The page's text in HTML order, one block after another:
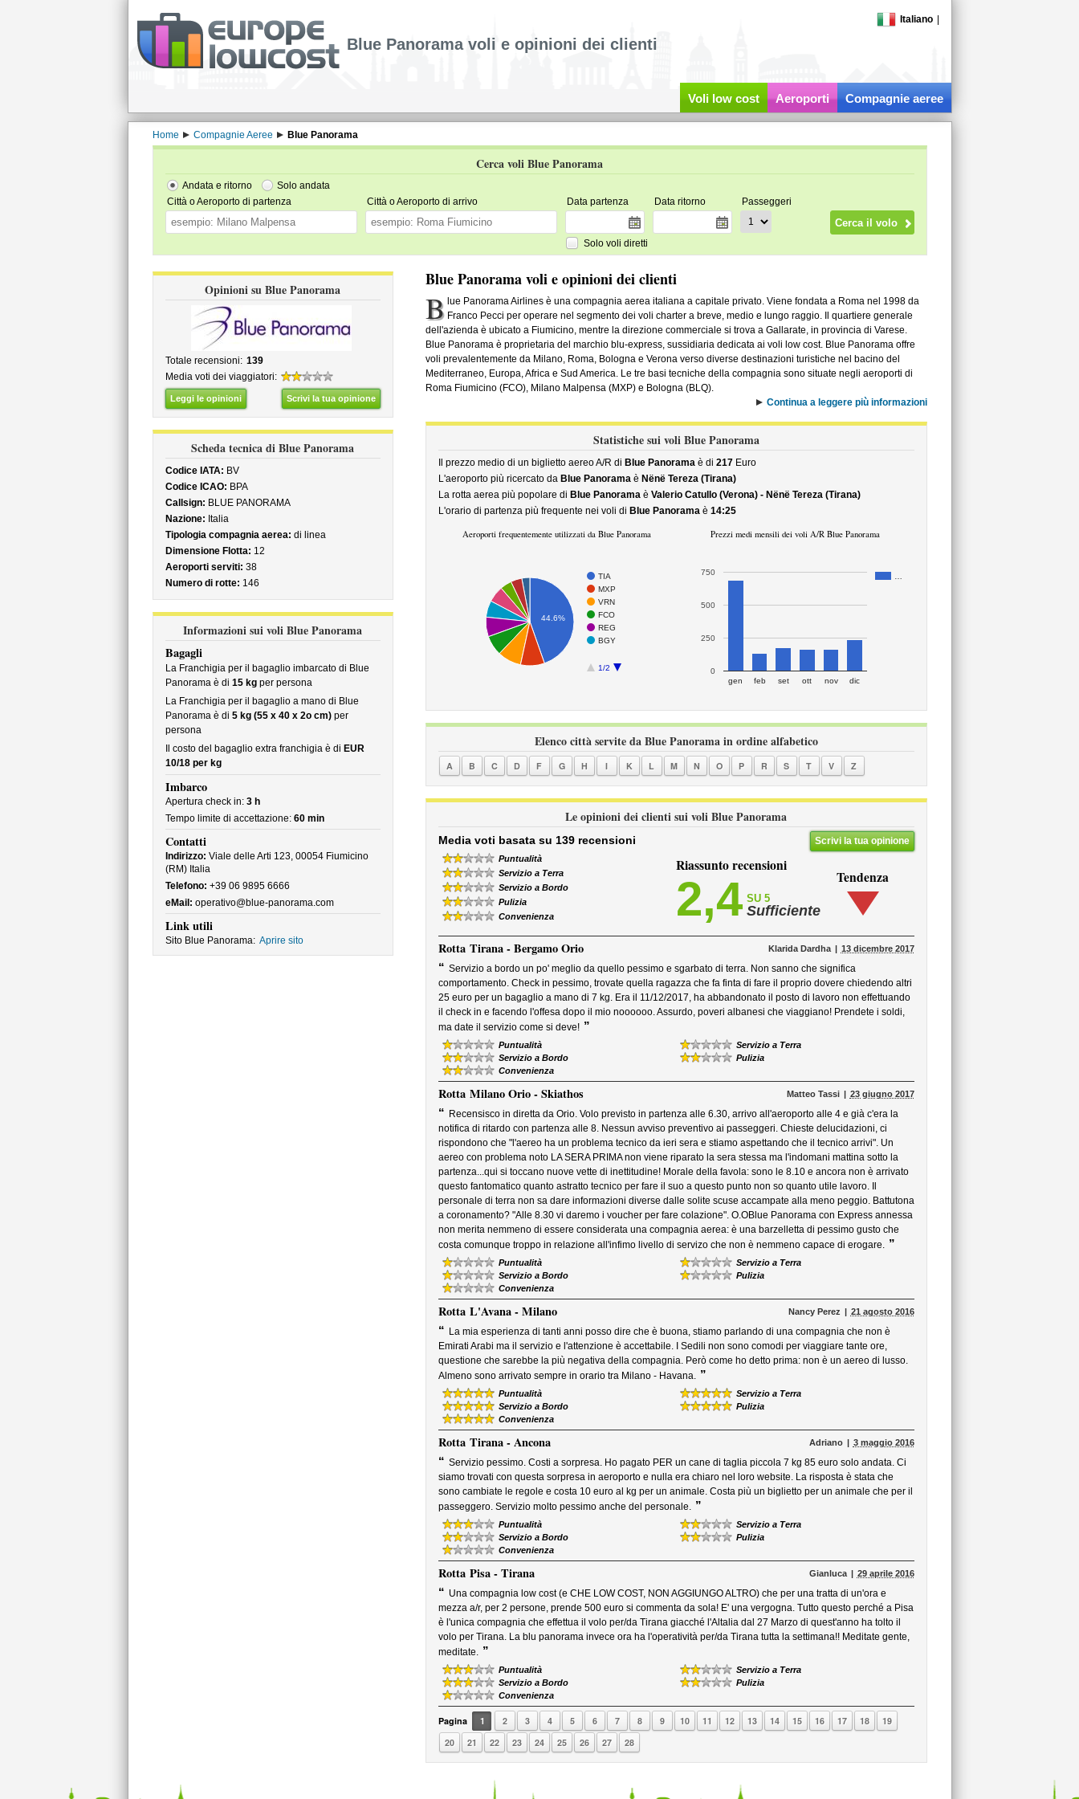
Italiano
Blue Panorama voli e opinioni dei clienti
Voli low cost Aeroporti Compagnie aeree
Home Compagnie Aeree Blue Panorama
Cerca voli Blue Panorama
Andata e ritorno
Solo andata
Città o Aeroporto di partenza
Città o Aeroporto di arrivo Data partenza Data ritorno Passeggeri
Solo voli diretti
Opinioni su Blue Panorama
Totale recensioni: 139
Media voti dei viaggiatori:
Leggi le opinioni Scrivi la tua opinione
Scheda tecnica di Blue Panorama
Codice IATA: BV
Codice ICAO: BPA
Callsign: BLUE PANORAMA
Nazione: Italia
Tipologia compagnia aerea: di linea
Dimensione Flotta: 12
Aeroporti serviti: 38
Numero di rotte: 146
Informazioni sui voli Blue Panorama
Bagagli
La Franchigia per il bagaglio imbarcato di Blue
Panorama è di 15 kgper persona
La Franchigia per il bagaglio a mano di Blue
Panorama è di 5 kg (55 x 40 x 2o cm)per
persona
Il costo del bagaglio extra franchigia è di EUR
10/18 per kg
Imbarco
Apertura check in: 3 h
Tempo limite di accettazione: 60 min
Contatti
Indirizzo: Viale delle Arti 123, 00054 Fiumicino
(RM) Italia
Telefono: +39 06 9895 6666
eMail: operativo@blue-panorama.com
Link utili
Sito Blue Panorama: Aprire sito
Blue Panorama voli e opinioni dei clienti
B lue Panorama Airlines è una compagnia aerea italiana a capitale privato. Viene fondata a Roma nel 1998 da
Franco Pecci per operare nel segmento dei voli charter a breve, medio e lungo raggio. Il quartiere generale
dell'azienda è ubicato a Fiumicino, mentre la direzione commerciale si trova a Gallarate, in provincia di Varese.
Blue Panorama è proprietaria del marchio blu-express, sussidiaria dedicata ai voli low cost. Blue Panorama offre
voli prevalentemente da Milano, Roma, Bologna e Verona verso diverse destinazioni turistiche nel bacino del
Mediterraneo, Europa, Africa e Sud America. Le tre basi tecniche della compagnia sono situate negli aeroporti di
Roma Fiumicino (FCO), Milano Malpensa (MXP) e Bologna (BLQ).
Continua a leggere più informazioni
Statistiche sui voli Blue Panorama
Il prezzo medio di un biglietto aereo A/R di Blue Panoramaè di 217Euro
L'aeroporto più ricercato da Blue Panoramaè Nënë Tereza (Tirana)
La rotta aerea più popolare di Blue Panoramaè Valerio Catullo (Verona) - Nënë Tereza (Tirana)
L'orario di partenza più frequente nei voli di Blue Panoramaè 14:25
Aeroporti frequentemente utilizzati da Blue Panorama
TIA
MXP
VRN
FCO
REG
BGY
1/2
44.6%
Prezzi medi mensili dei voli A/R Blue Panorama
gen feb set ott nov dic
0
250
500
750
Elenco città servite da Blue Panorama in ordine alfabetico
A B C D F G H I K L M N O P R S T V Z
Le opinioni dei clienti sui voli Blue Panorama
Scrivi la tua opinione
Media voti basata su 139 recensioni
Puntualità
Servizio a Terra
Servizio a Bordo
Pulizia
Convenienza
Riassunto recensioni
2,4 SU 5
Sufficiente
Tendenza
Rotta Tirana - Bergamo Orio Klarida Dardha 13 dicembre 2017
“ Servizio a bordo un po' meglio da quello pessimo e sgarbato di terra. Non sanno che significa
comportamento. Check in pessimo, trovate quella ragazza che fa finta di fare il proprio dovere chiedendo altri
25 euro per un bagaglio a mano di 7 kg. Era il 11/12/2017, ha abbandonato il posto di lavoro non effettuando
il check in e facendo l'offesa dopo il mio noooooo. Assurdo, poveri albanesi che viaggiano! Prendete i soldi,
ma date il servizio come si deve! ”
Puntualità
Servizio a Terra
Servizio a Bordo
Pulizia
Convenienza
Rotta Milano Orio - Skiathos Matteo Tassi 23 giugno 2017
“ Recensisco in diretta da Orio. Volo previsto in partenza alle 6.30, arrivo all'aeroporto alle 4 e già c'era la
notifica di ritardo con partenza alle 8. Nessun avviso preventivo ai passeggeri. Chieste delucidazioni, ci
rispondono che "l'aereo ha un problema tecnico da ieri sera e stiamo aspettando che il tecnico arrivi". Un
aereo con problema noto LA SERA PRIMA non viene riparato la sera stessa ma l'indomani mattina sotto la
partenza...qui si toccano nuove vette di inettitudine! Morale della favola: sono le 8.10 e ancora non è arrivato
questo fantomatico quanto astratto tecnico per fare il suo a questo punto non so quanto utile lavoro. Il
personale di terra non sa dare informazioni diverse dalle solite scuse accampate alla meno peggio. Battutona
a coronamento? "Alle 8.30 vi daremo i voucher per fare colazione". O.OBlue Panorama con Express annessa
non merita nemmeno di essere considerata una compagnia aerea: è una barzelletta di pessimo gusto che
costa comunque troppo in relazione all'infimo livello di servizo che non è nemmeno capace di erogare. ”
Puntualità
Servizio a Terra
Servizio a Bordo
Pulizia
Convenienza
Rotta L'Avana - Milano Nancy Perez 21 agosto 2016
“ La mia esperienza di tanti anni posso dire che è buona, stiamo parlando di una compagnia che non è
Emirati Arabi ma il servizio e l'attenzione è accettabile. I Sedili non sono comodi per viaggiare tante ore,
questione che sarebbe la più negativa della compagnia. Però come ho detto prima: non è un aereo di lusso.
Almeno sono arrivato sempre in orario tra Milano - Havana. ”
Puntualità
Servizio a Terra
Servizio a Bordo
Pulizia
Convenienza
Rotta Tirana - Ancona Adriano 3 maggio 2016
“ Servizio pessimo. Costi a sorpresa. Ho pagato PER un cane di taglia piccola 7 kg 85 euro solo andata. Ci
siamo trovati con questa sorpresa in aeroporto e nulla era chiaro nel loro website. La risposta è stata che
sono cambiate le regole e costa 10 euro al kg per un animale. Costa più un biglietto per un animale che per il
passeggero. Servizio molto pessimo anche del personale. ”
Puntualità
Servizio a Terra
Servizio a Bordo
Pulizia
Convenienza
Rotta Pisa - Tirana Gianluca 29 aprile 2016
“ Una compagnia low cost (e CHE LOW COST, NON AGGIUNGO ALTRO) che per una tratta di un'ora e
mezza a/r, per 2 persone, prende 500 euro si commenta da sola! E' una vergogna. Tutto questo perché a Pisa
è l'unica compagnia che effettua il volo per/da Tirana giacché l'Altalia dal 27 Marzo di quest'anno ha tolto il
volo per Tirana. La blu panorama invece ora ha l'operatività per/da Tirana tutta la settimana!! Meditate gente,
meditate. ”
Puntualità
Servizio a Terra
Servizio a Bordo
Pulizia
Convenienza
Pagina 1 2 3 4 5 6 7 8 9 10 11 12 13 14 15 16 17 18
19
20
21 22 23 24 25 26 27 28